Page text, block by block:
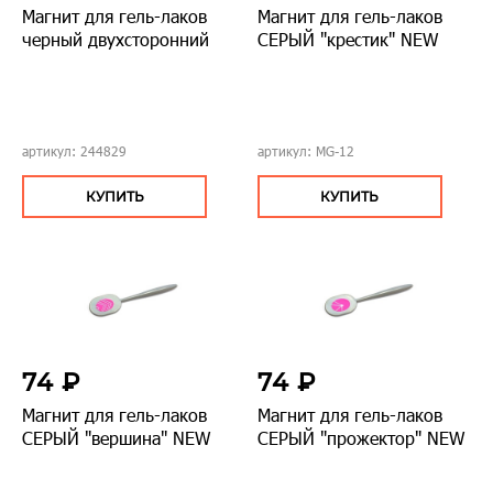
Магнит для гель-лаков
черный двухсторонний
артикул: 244829
КУПИТЬ
Магнит для гель-лаков
СЕРЫЙ "крестик" NEW
артикул: MG-12
КУПИТЬ
74 ₽
Магнит для гель-лаков
СЕРЫЙ "вершина" NEW
74 ₽
Магнит для гель-лаков
СЕРЫЙ "прожектор" NEW